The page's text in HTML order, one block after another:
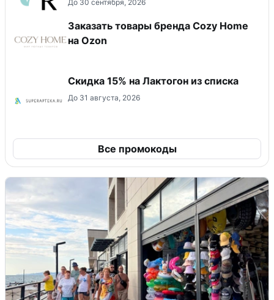
До 30 сентября, 2026
Заказать товары бренда Cozy Home
на Ozon
Скидка 15% на Лактогон из списка
До 31 августа, 2026
Все промокоды